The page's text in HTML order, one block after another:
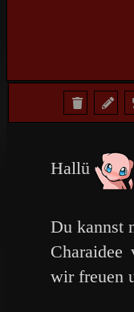
Hallü
Du kannst
wir freuen